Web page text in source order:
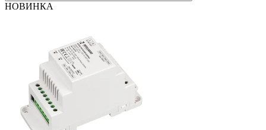
НОВИНКА